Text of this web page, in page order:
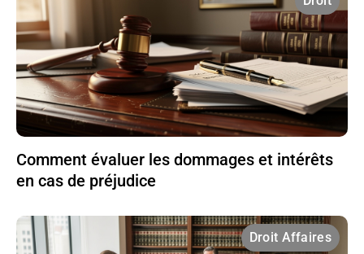
Comment évaluer les dommages et intérêts
en cas de préjudice
Droit Affaires